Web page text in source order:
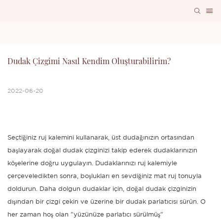
Dudak Çizgimi Nasıl Kendim Oluşturabilirim?
2022-06-20
Seçtiğiniz ruj kalemini kullanarak, üst dudağınızın ortasından
başlayarak doğal dudak çizginizi takip ederek dudaklarınızın
köşelerine doğru uygulayın. Dudaklarınızı ruj kalemiyle
çerçeveledikten sonra, boşlukları en sevdiğiniz mat ruj tonuyla
doldurun. Daha dolgun dudaklar için, doğal dudak çizginizin
dışından bir çizgi çekin ve üzerine bir dudak parlatıcısı sürün. O
her zaman hoş olan "yüzünüze parlatıcı sürülmüş"